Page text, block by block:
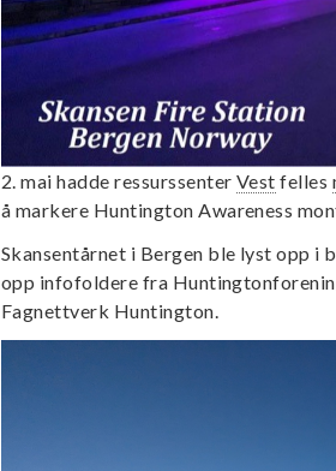
2. mai hadde ressurssenter Vest felles
å markere Huntington Awareness
Skansentårnet i Bergen ble lyst opp i
opp infofoldere fra
Fagnettverk Huntington.